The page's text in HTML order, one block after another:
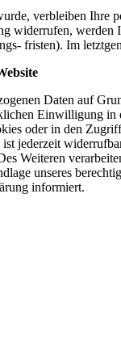
verbleiben
widerrufen,
fristen). Im
Daten auf
Einwilligung
oder in den
Weiteren
unseres
informiert.